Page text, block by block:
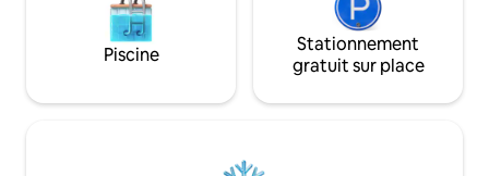
Piscine
Stationnement
gratuit sur place